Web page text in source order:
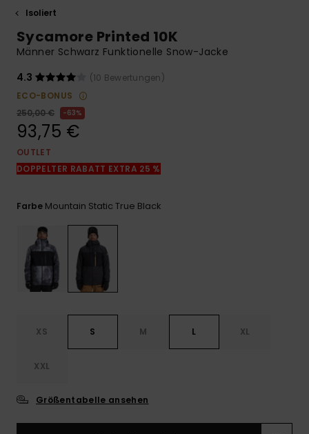
Finden Sie
die häufigsten
Fragen sowie
Isoliert
Sycamore Printed 10K
Männer Schwarz Funktionelle Snow-Jacke
4.3
(10 Bewertungen)
ECO-BONUS
250,00 €
63%
93,75 €
OUTLET
DOPPELTER RABATT EXTRA 25 %
Farbe Mountain Static True Black
XS S M L XL
XXL
Größentabelle ansehen